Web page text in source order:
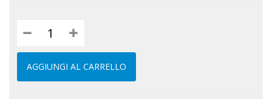
AGGIUNGI AL CARRELLO